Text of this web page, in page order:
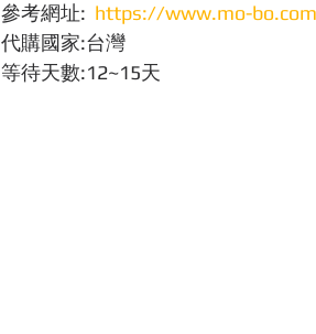
參考網址: https://www.mo-
代購國家:台灣
等待天數:12~15天